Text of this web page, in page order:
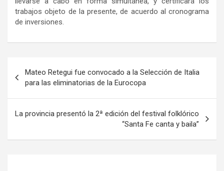
trabajos objeto de la presente, de acuerdo al cronograma
de inversiones.
de
entradas
Mateo Retegui fue convocado a la Selección de Italia
para las eliminatorias de la Eurocopa
La provincia presentó la 2ª edición del festival folklórico
“Santa Fe canta y baila”